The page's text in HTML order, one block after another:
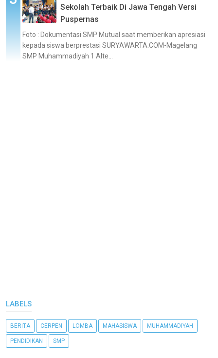
Sekolah Terbaik Di Jawa Tengah Versi
Puspernas
Foto : Dokumentasi SMP Mutual saat memberikan apresiasi
kepada siswa berprestasi SURYAWARTA.COM-Magelang
SMP Muhammadiyah 1 Alte...
LABELS
BERITA CERPEN LOMBA MAHASISWA MUHAMMADIYAH
PENDIDIKAN SMP